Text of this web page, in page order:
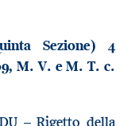
Sezione) 4
M. V. e M. T. c.
– Rigetto della